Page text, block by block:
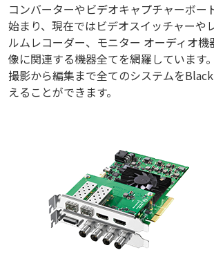
コンバーターやビデオキャプチャーボー
始まり、現在ではビデオスイッチャーや
ルムレコーダー、モニター オーディオ
像に関連する機器全てを網羅しています。
撮影から編集まで全てのシステムを
えることができます。